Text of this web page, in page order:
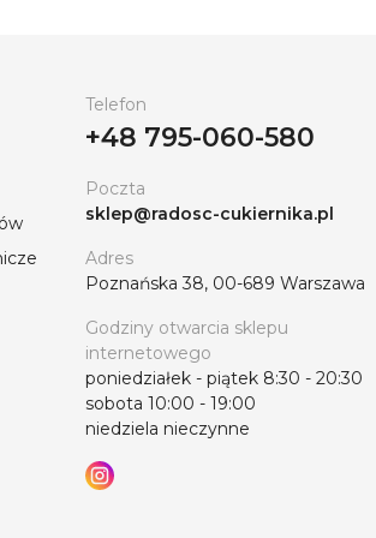
kształtach i grubościach – od
potrzebujesz do swoich wyrobów
materiałów. Charakteryzują się
w najkrótszym możliwym
biznesowych, oferujemy
na Twoje pytania, pomóc w
dostawą. Zapraszamy!
Telefon
+48 795-060-580
Poczta
sklep@radosc-cukiernika.pl
Adres
Poznańska 38, 00-689 Warszawa
Godziny otwarcia sklepu
internetowego
poniedziałek - piątek 8:30 - 20:30
sobota 10:00 - 19:00
niedziela nieczynne